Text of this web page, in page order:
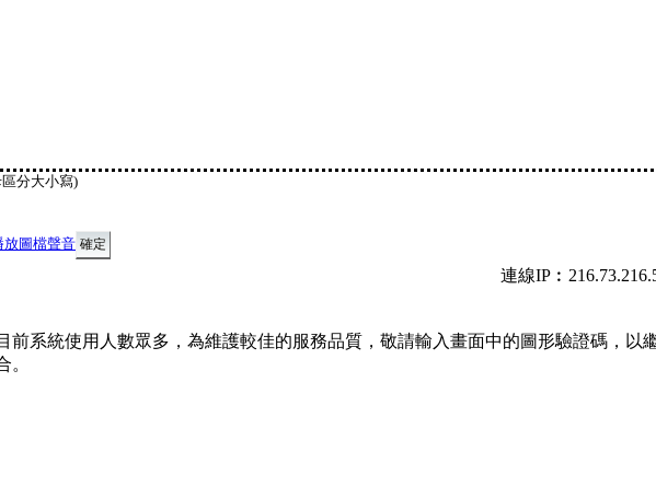
分大小寫)
放圖檔聲音
連線
前系統使用人數眾多，為維護較佳的服務品質，敬請輸入畫面中的圖形驗證碼，以
。